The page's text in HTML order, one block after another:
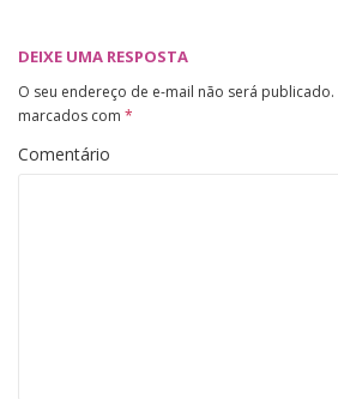
DEIXE UMA RESPOSTA
O seu endereço de e-mail não será publicado.
marcados com *
Comentário